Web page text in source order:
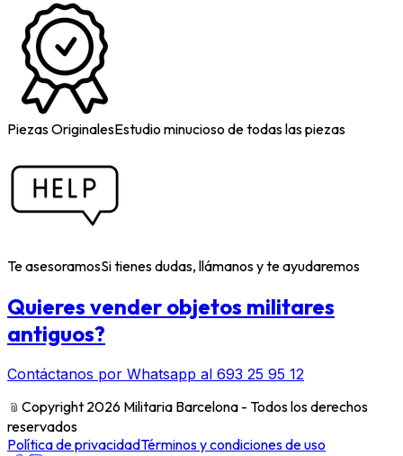
Piezas OriginalesEstudio minucioso de todas las piezas
Te asesoramosSi tienes dudas, llámanos y te ayudaremos
Quieres vender objetos militares
antiguos?
Contáctanos por Whatsapp al 693 25 95 12
﹫ Copyright 2026 Militaria Barcelona - Todos los derechos
reservados
Política de privacidadTérminos y condiciones de uso